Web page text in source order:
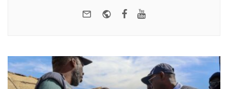
e-mailWebsiteFacebook